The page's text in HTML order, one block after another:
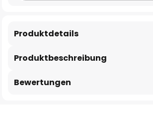
Produktbeschreibung
Produktdetails
Bewertungen